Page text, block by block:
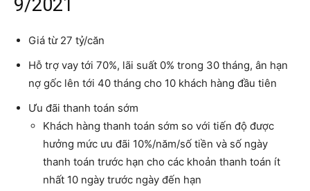
9/2021
Giá từ 27 tỷ/căn
Hỗ trợ vay tới 70%, lãi suất 0% trong 30 tháng, ân hạn
nợ gốc lên tới 40 tháng cho 10 khách hàng đầu tiên
Ưu đãi thanh toán sớm
Khách hàng thanh toán sớm so với tiến độ được
hưởng mức ưu đãi 10%/năm/số tiền và số ngày
thanh toán trước hạn cho các khoản thanh toán ít
nhất 10 ngày trước ngày đến hạn